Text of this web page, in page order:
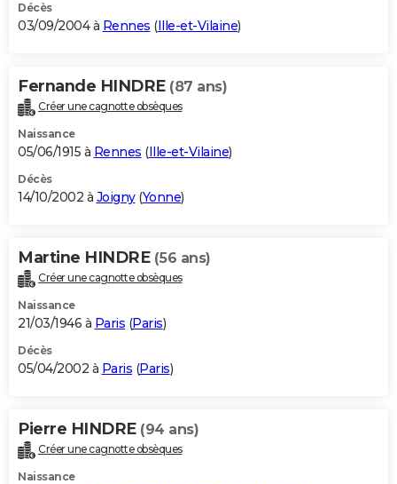
Décès
03/09/2004 à Rennes (Ille-et-Vilaine)
Fernande HINDRE (87 ans)
Créer une cagnotte obsèques
Naissance
05/06/1915 à Rennes (Ille-et-Vilaine)
Décès
14/10/2002 à Joigny(Yonne)
Martine HINDRE (56 ans)
Créer une cagnotte obsèques
Naissance
21/03/1946 à Paris (Paris)
Décès
05/04/2002 à Paris (Paris)
Pierre HINDRE (94 ans)
Créer une cagnotte obsèques
Naissance